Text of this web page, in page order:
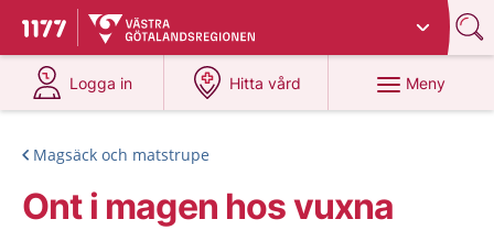
Till startsidan för 1177
Du har valt region
Logga in
på 1177.se
Hitta vård
på 1177.se
Meny
Magsäck och matstrupe
Ont i magen hos vuxna